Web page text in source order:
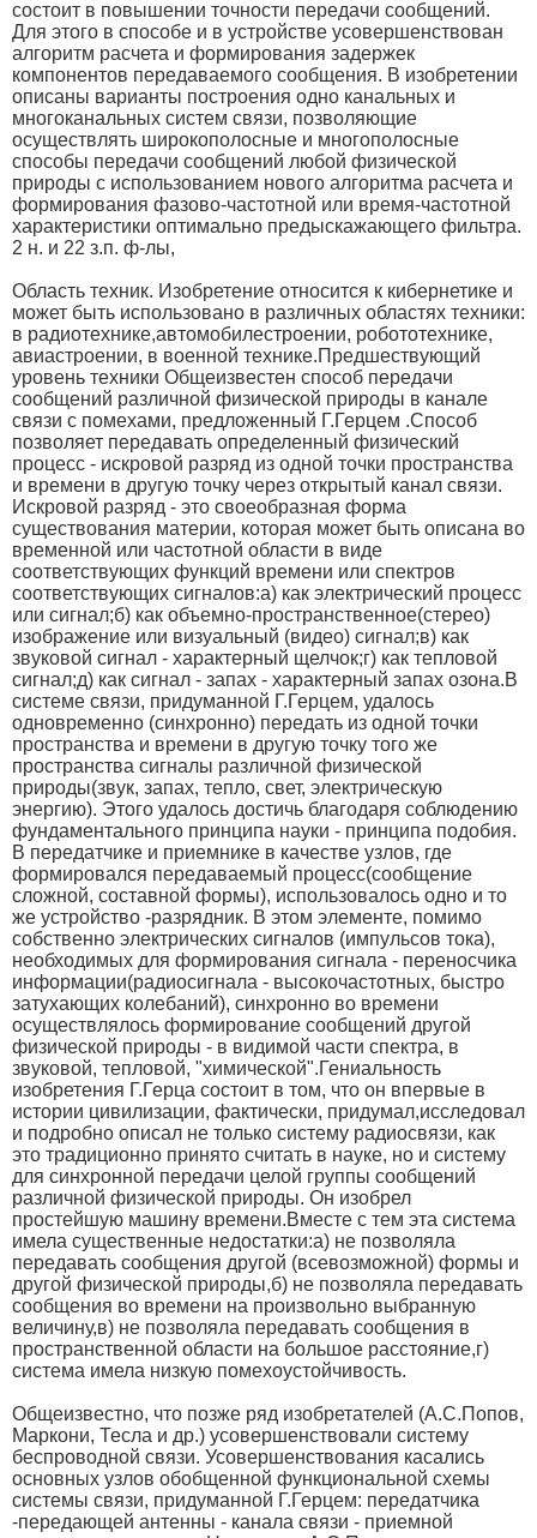
состоит в повышении точности передачи сообщений.
Для этого в способе и в устройстве усовершенствован
алгоритм расчета и формирования задержек
компонентов передаваемого сообщения. В изобретении
описаны варианты построения одно канальных и
многоканальных систем связи, позволяющие
осуществлять широкополосные и многополосные
способы передачи сообщений любой физической
природы с использованием нового алгоритма расчета и
формирования фазово-частотной или время-частотной
характеристики оптимально предыскажающего фильтра.
2 н. и 22 з.п. ф-лы,
Область техник. Изобретение относится к кибернетике и
может быть использовано в различных областях техники:
в радиотехнике,автомобилестроении, робототехнике,
авиастроении, в военной технике.Предшествующий
уровень техники Общеизвестен способ передачи
сообщений различной физической природы в канале
связи с помехами, предложенный Г.Герцем .Способ
позволяет передавать определенный физический
процесс - искровой разряд из одной точки пространства
и времени в другую точку через открытый канал связи.
Искровой разряд - это своеобразная форма
существования материи, которая может быть описана во
временной или частотной области в виде
соответствующих функций времени или спектров
соответствующих сигналов:а) как электрический процесс
или сигнал;б) как объемно-пространственное(стерео)
изображение или визуальный (видео) сигнал;в) как
звуковой сигнал - характерный щелчок;г) как тепловой
сигнал;д) как сигнал - запах - характерный запах озона.В
системе связи, придуманной Г.Герцем, удалось
одновременно (синхронно) передать из одной точки
пространства и времени в другую точку того же
пространства сигналы различной физической
природы(звук, запах, тепло, свет, электрическую
энергию). Этого удалось достичь благодаря соблюдению
фундаментального принципа науки - принципа подобия.
В передатчике и приемнике в качестве узлов, где
формировался передаваемый процесс(сообщение
сложной, составной формы), использовалось одно и то
же устройство -разрядник. В этом элементе, помимо
собственно электрических сигналов (импульсов тока),
необходимых для формирования сигнала - переносчика
информации(радиосигнала - высокочастотных, быстро
затухающих колебаний), синхронно во времени
осуществлялось формирование сообщений другой
физической природы - в видимой части спектра, в
звуковой, тепловой, "химической".Гениальность
изобретения Г.Герца состоит в том, что он впервые в
истории цивилизации, фактически, придумал,исследовал
и подробно описал не только систему радиосвязи, как
это традиционно принято считать в науке, но и систему
для синхронной передачи целой группы сообщений
различной физической природы. Он изобрел
простейшую машину времени.Вместе с тем эта система
имела существенные недостатки:а) не позволяла
передавать сообщения другой (всевозможной) формы и
другой физической природы,б) не позволяла передавать
сообщения во времени на произвольно выбранную
величину,в) не позволяла передавать сообщения в
пространственной области на большое расстояние,г)
система имела низкую помехоустойчивость.
Общеизвестно, что позже ряд изобретателей (А.С.Попов,
Маркони, Тесла и др.) усовершенствовали систему
беспроводной связи. Усовершенствования касались
основных узлов обобщенной функциональной схемы
системы связи, придуманной Г.Герцем: передатчика
-передающей антенны - канала связи - приемной